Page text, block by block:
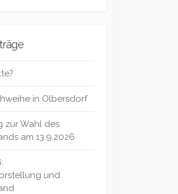
in Olbersdorf
zur Wahl des
am 13.9.2026
und